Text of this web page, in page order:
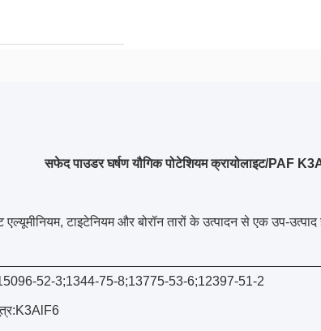
सफेद पाउडर घर्षण यौगिक पोटेशियम क्रायोलाइट/PAF
एल्यूमीनियम, टाइटेनियम और बोरॉन तारों के उत्पादन से एक उप-
52-3;1344-75-8;13775-53-6;12397-51-2